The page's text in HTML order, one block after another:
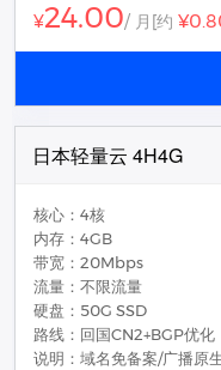
¥24.00/ 月 [约
日本轻量云 4H4G
核心：4核
内存：4GB
带宽：20Mbps
流量：不限流量
硬盘：50G SSD
路线：回国CN2+BGP优化
说明：域名免备案/广播原